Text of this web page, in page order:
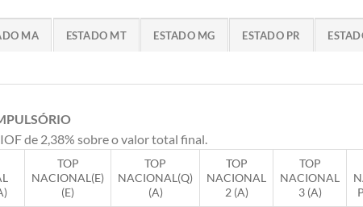
MA ESTADO MT ESTADO MG ESTADO PR
de 2,38% sobre o valor total final.
TOP
NACIONAL(E)
(E)
TOP
NACIONAL(Q)
(A)
TOP
NACIONAL
2 (A)
TOP
NACIONAL
3 (A)